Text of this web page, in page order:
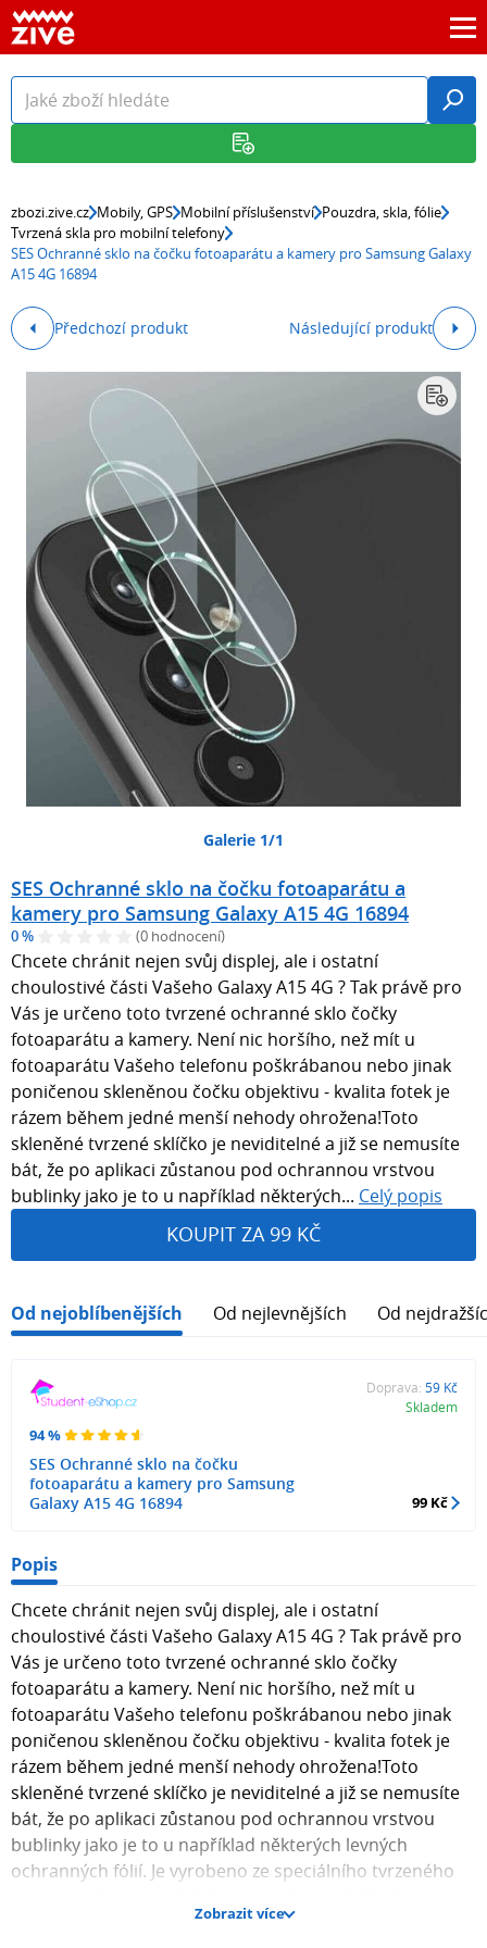
zbozi.zive.cz Mobily, GPS Mobilní příslušenství Pouzdra, skla, fólie
Tvrzená skla pro mobilní telefony
SES Ochranné sklo na čočku fotoaparátu a kamery pro Samsung Galaxy
A15 4G 16894
Předchozí produkt Následující produkt
Galerie 1/1
SES Ochranné sklo na čočku fotoaparátu a
kamery pro Samsung Galaxy A15 4G 16894
0 % (0 hodnocení)
Chcete chránit nejen svůj displej, ale i ostatní
choulostivé části Vašeho Galaxy A15 4G ? Tak právě pro
Vás je určeno toto tvrzené ochranné sklo čočky
fotoaparátu a kamery. Není nic horšího, než mít u
fotoaparátu Vašeho telefonu poškrábanou nebo jinak
poničenou skleněnou čočku objektivu - kvalita fotek je
rázem během jedné menší nehody ohrožena!Toto
skleněné tvrzené sklíčko je neviditelné a již se nemusíte
bát, že po aplikaci zůstanou pod ochrannou vrstvou
bublinky jako je to u například některých... Celý popis
KOUPIT ZA 99 KČ
Od nejoblíbenějších Od nejlevnějších Od
94 %
SES Ochranné sklo na čočku
fotoaparátu a kamery pro Samsung
Galaxy A15 4G 16894
Doprava: 59 Kč
Skladem
99 Kč
Popis
Chcete chránit nejen svůj displej, ale i ostatní
choulostivé části Vašeho Galaxy A15 4G ? Tak právě pro
Vás je určeno toto tvrzené ochranné sklo čočky
fotoaparátu a kamery. Není nic horšího, než mít u
fotoaparátu Vašeho telefonu poškrábanou nebo jinak
poničenou skleněnou čočku objektivu - kvalita fotek je
rázem během jedné menší nehody ohrožena!Toto
skleněné tvrzené sklíčko je neviditelné a již se nemusíte
bát, že po aplikaci zůstanou pod ochrannou vrstvou
bublinky jako je to u například některých levných
ochranných fólií. Je vyrobeno ze speciálního tvrzeného
objektivu před rozbitím při pádu telefonu a také před
Zobrazit více